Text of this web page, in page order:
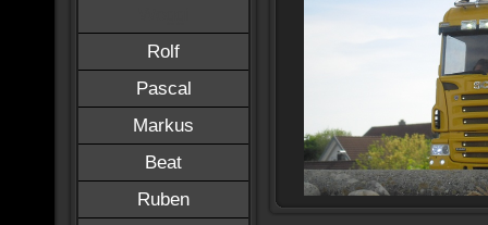
Rolf
Pascal
Markus
Beat
Ruben